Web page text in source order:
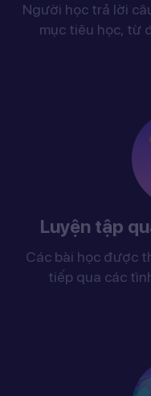
Người học trả lời
mục tiêu học, từ
Luyện tập
Các bài học được
tiếp qua các